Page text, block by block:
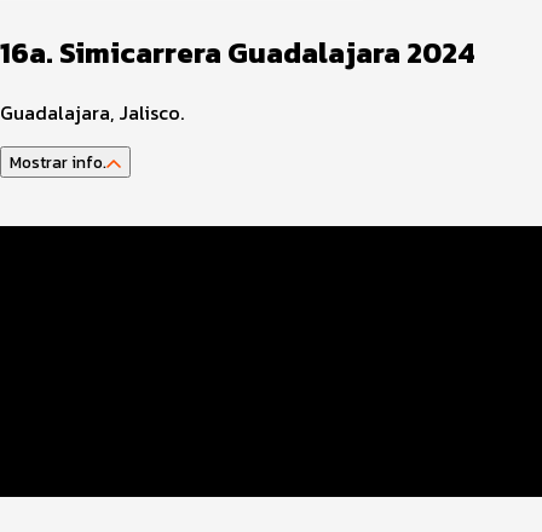
16a. Simicarrera Guadalajara 2024
Guadalajara, Jalisco.
Mostrar info.